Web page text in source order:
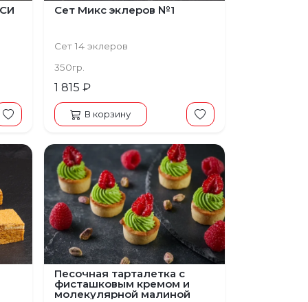
Сет Микс эклеров №1
Сет 14 эклеров
350гр.
1 815 ₽
В корзину
Песочная тарталетка с
фисташковым кремом и
молекулярной малиной